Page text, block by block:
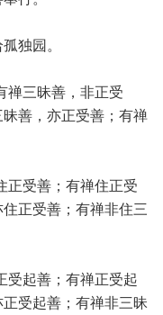
独园。
禅三昧善，非正受
善，亦正受善；有禅
正受善；有禅住正受
正受善；有禅非住三
受起善；有禅正受起
受起善；有禅非三昧